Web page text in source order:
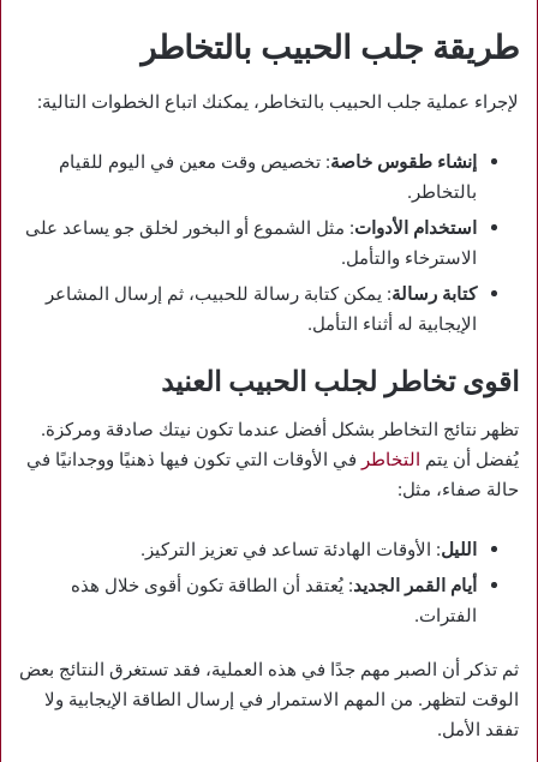
طريقة جلب الحبيب بالتخاطر
لإجراء عملية جلب الحبيب بالتخاطر، يمكنك اتباع الخطوات التالية:
إنشاء طقوس خاصة: تخصيص وقت معين في اليوم للقيام
بالتخاطر.
استخدام الأدوات: مثل الشموع أو البخور لخلق جو يساعد على
الاسترخاء والتأمل.
كتابة رسالة: يمكن كتابة رسالة للحبيب، ثم إرسال المشاعر
الإيجابية له أثناء التأمل.
اقوى تخاطر لجلب الحبيب العنيد
تظهر نتائج التخاطر بشكل أفضل عندما تكون نيتك صادقة ومركزة.
يُفضل أن يتم التخاطر في الأوقات التي تكون فيها ذهنيًا ووجدانيًا في
حالة صفاء، مثل:
الليل: الأوقات الهادئة تساعد في تعزيز التركيز.
أيام القمر الجديد: يُعتقد أن الطاقة تكون أقوى خلال هذه
الفترات.
ثم تذكر أن الصبر مهم جدًا في هذه العملية، فقد تستغرق النتائج بعض
الوقت لتظهر. من المهم الاستمرار في إرسال الطاقة الإيجابية ولا
تفقد الأمل.